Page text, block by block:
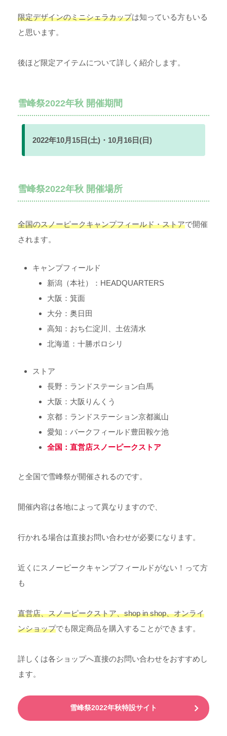
限定デザインのミニシェラカップは知っている方もいる
と思います。
後ほど限定アイテムについて詳しく紹介します。
雪峰祭2022年秋 開催期間
2022年10月15日(土)・10月16日(日)
雪峰祭2022年秋 開催場所
全国のスノーピークキャンプフィールド・ストアで開催
されます。
キャンプフィールド
新潟（本社）：HEADQUARTERS
大阪：箕面
大分：奥日田
高知：おち仁淀川、土佐清水
北海道：十勝ポロシリ
ストア
長野：ランドステーション白馬
大阪：大阪りんくう
京都：ランドステーション京都嵐山
愛知：パークフィールド豊田鞍ケ池
全国：直営店スノーピークストア
と全国で雪峰祭が開催されるのです。
開催内容は各地によって異なりますので、
行かれる場合は直接お問い合わせが必要になります。
近くにスノーピークキャンプフィールドがない！って方
も
直営店、スノーピークストア、shop in shop、オンライ
ンショップでも限定商品を購入することができます。
詳しくは各ショップへ直接のお問い合わせをおすすめし
ます。
雪峰祭2022年秋特設サイト